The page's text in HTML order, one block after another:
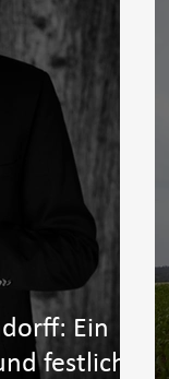
Ein
festlicher